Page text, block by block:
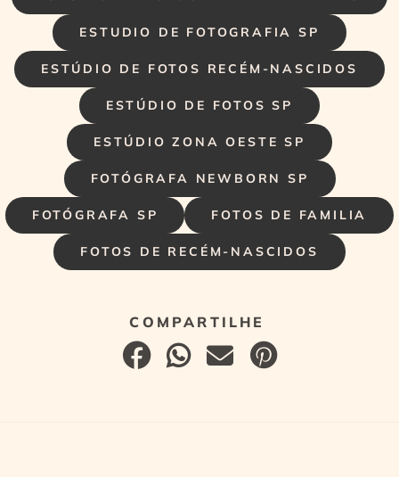
ESTUDIO DE FOTOGRAFIA SP
ESTÚDIO DE FOTOS RECÉM-NASCIDOS
ESTÚDIO DE FOTOS SP
ESTÚDIO ZONA OESTE SP
FOTÓGRAFA NEWBORN SP
FOTÓGRAFA SP FOTOS DE FAMILIA
FOTOS DE RECÉM-NASCIDOS